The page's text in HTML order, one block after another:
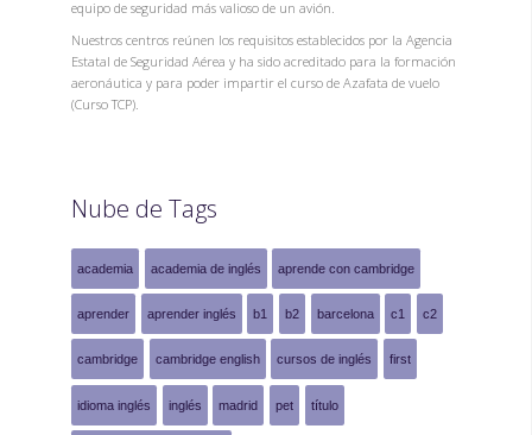
equipo de seguridad más valioso de un avión.
Nuestros centros reúnen los requisitos establecidos por la Agencia
Estatal de Seguridad Aérea y ha sido acreditado para la formación
aeronáutica y para poder impartir el curso de Azafata de vuelo
(Curso TCP).
Nube de Tags
academia academia de inglés aprende con cambridge
aprender aprender inglés b1 b2 barcelona c1 c2
cambridge cambridge english cursos de inglés first
idioma inglés inglés madrid pet título